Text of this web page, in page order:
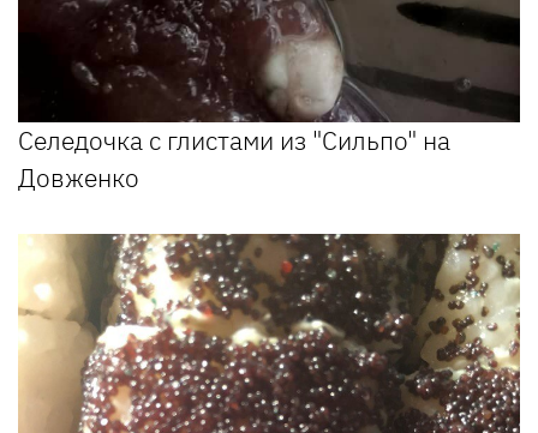
Селедочка с глистами из "Сильпо" на
Довженко